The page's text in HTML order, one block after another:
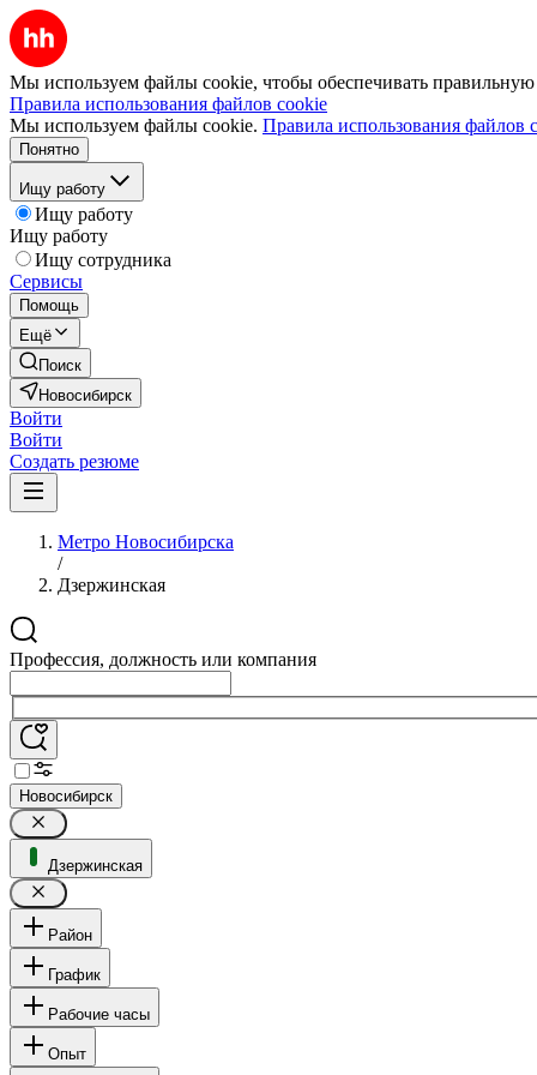
Мы используем файлы cookie, чтобы обеспечивать правильную
Правила использования файлов cookie
Мы используем файлы cookie. Правила использования файлов
Понятно
Ищу работу
Ищу работу
Ищу работу
Ищу сотрудника
Сервисы
Помощь
Ещё
Поиск
Новосибирск
Войти
Войти
Создать резюме
Метро Новосибирска
/
Дзержинская
Профессия, должность или компания
Новосибирск
Дзержинская
Район
График
Рабочие часы
Опыт